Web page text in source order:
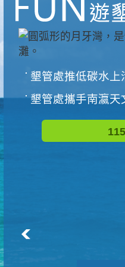
墾管處推低碳水上活
墾管處攜手南瀛天文